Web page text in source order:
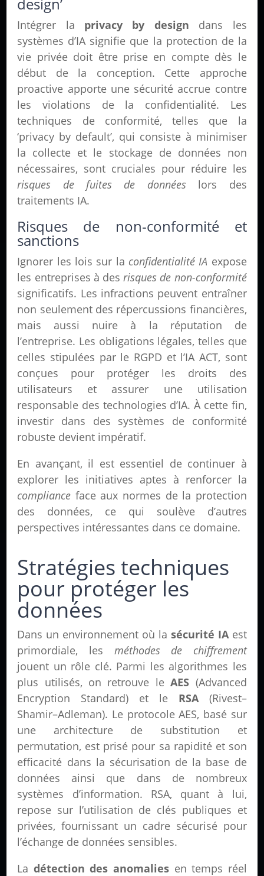
Intégrer la privacy by design dans les
systèmes d’IA signifie que la protection de la
vie privée doit être prise en compte dès le
début de la conception. Cette approche
proactive apporte une sécurité accrue contre
les violations de la confidentialité. Les
techniques de conformité, telles que la
‘privacy by default’, qui consiste à minimiser
la collecte et le stockage de données non
nécessaires, sont cruciales pour réduire les
risques de fuites de données lors des
traitements IA.
Risques de non-conformité et
sanctions
Ignorer les lois sur la confidentialité IA expose
les entreprises à desrisques de non-conformité
significatifs. Les infractions peuvent entraîner
non seulement des répercussions financières,
mais aussi nuire à la réputation de
l’entreprise. Les obligations légales, telles que
celles stipulées par le RGPD et l’IA ACT, sont
conçues pour protéger les droits des
utilisateurs et assurer une utilisation
responsable des technologies d’IA. À cette fin,
investir dans des systèmes de conformité
robuste devient impératif.
En avançant, il est essentiel de continuer à
explorer les initiatives aptes à renforcer la
compliance face aux normes de la protection
des données, ce qui soulève d’autres
perspectives intéressantes dans ce domaine.
Stratégies techniques
pour protéger les
données
Dans un environnement où la sécurité IAest
primordiale, les méthodes de chiffrement
jouent un rôle clé. Parmi les algorithmes les
plus utilisés, on retrouve leAES (Advanced
Encryption Standard) et le RSA(Rivest–
Shamir–Adleman). Le protocole AES, basé sur
une architecture de substitution et
permutation, est prisé pour sa rapidité et son
efficacité dans la sécurisation de la base de
données ainsi que dans de nombreux
systèmes d’information. RSA, quant à lui,
repose sur l’utilisation de clés publiques et
privées, fournissant un cadre sécurisé pour
l’échange de données sensibles.
La détection des anomalies en temps réel